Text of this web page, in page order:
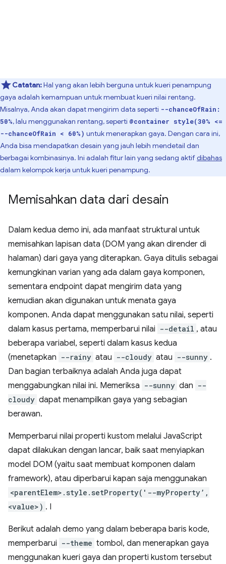
Catatan:Hal yang akan lebih berguna untuk kueri penampung
gaya adalah kemampuan untuk membuat kueri nilai rentang.
Misalnya, Anda akan dapat mengirim data seperti --chanceOfRain:
50%, lalu menggunakan rentang, seperti @container style(30% <=
--chanceOfRain < 60%) untuk menerapkan gaya. Dengan cara ini,
Anda bisa mendapatkan desain yang jauh lebih mendetail dan
berbagai kombinasinya. Ini adalah fitur lain yang sedang aktifdibahas
dalam kelompok kerja untuk kueri penampung.
Memisahkan data dari desain
Dalam kedua demo ini, ada manfaat struktural untuk
memisahkan lapisan data (DOM yang akan dirender di
halaman) dari gaya yang diterapkan. Gaya ditulis sebagai
kemungkinan varian yang ada dalam gaya komponen,
sementara endpoint dapat mengirim data yang
kemudian akan digunakan untuk menata gaya
komponen. Anda dapat menggunakan satu nilai, seperti
dalam kasus pertama, memperbarui nilai --detail , atau
beberapa variabel, seperti dalam kasus kedua
(menetapkan --rainy atau --cloudy atau --sunny .
Dan bagian terbaiknya adalah Anda juga dapat
menggabungkan nilai ini. Memeriksa --sunny dan --
cloudy dapat menampilkan gaya yang sebagian
berawan.
Memperbarui nilai properti kustom melalui JavaScript
dapat dilakukan dengan lancar, baik saat menyiapkan
model DOM (yaitu saat membuat komponen dalam
framework), atau diperbarui kapan saja menggunakan
<parentElem>.style.setProperty('--myProperty’,
<value>) . I
Berikut adalah demo yang dalam beberapa baris kode,
memperbarui --theme tombol, dan menerapkan gaya
menggunakan kueri gaya dan properti kustom tersebut